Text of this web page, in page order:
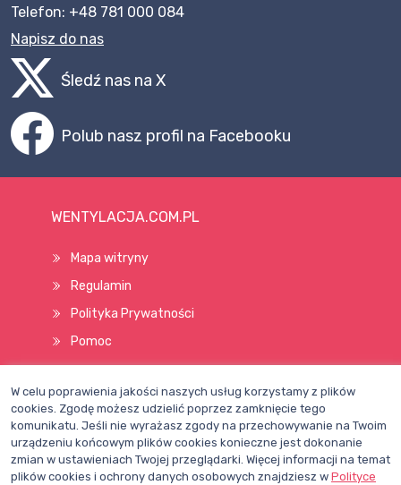
Telefon: +48 781 000 084
Napisz do nas
Śledź nas na X
Polub nasz profil na Facebooku
WENTYLACJA.COM.PL
Mapa witryny
Regulamin
Polityka Prywatności
Pomoc
Wszelkie prawa zastrzeżone © 1998–2026
W celu poprawienia jakości naszych usług korzystamy z plików
cookies. Zgodę możesz udzielić poprzez zamknięcie tego
komunikatu. Jeśli nie wyrażasz zgody na przechowywanie na Twoim
urządzeniu końcowym plików cookies konieczne jest dokonanie
zmian w ustawieniach Twojej przeglądarki. Więcej informacji na temat
plików cookies i ochrony danych osobowych znajdziesz w Polityce